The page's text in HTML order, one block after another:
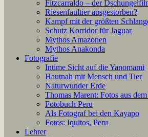
Fitzcarraldo – der
Riesenfaultier ausgestorben?
Kampf mit der größten
Schutz Korridor für Jaguar
Mythos Amazonen
Mythos Anakonda
Fotografie
Intime Sicht auf die Yanomami
Hautnah mit Mensch und Tier
Naturwunder Erde
Thomas Marent: Fotos aus
Fotobuch Peru
Als Fotograf bei den Kayapo
Fotos: Iquitos, Peru
Lehrer